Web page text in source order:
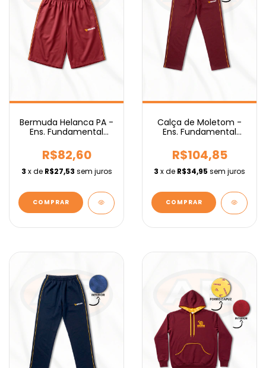
Bermuda Helanca PA -
Ens. Fundamental
R$82,60
3 x de R$27,53 sem juros
COMPRAR
Calça de Moletom -
Ens. Fundamental
R$104,85
3 x de R$34,95 sem juros
COMPRAR